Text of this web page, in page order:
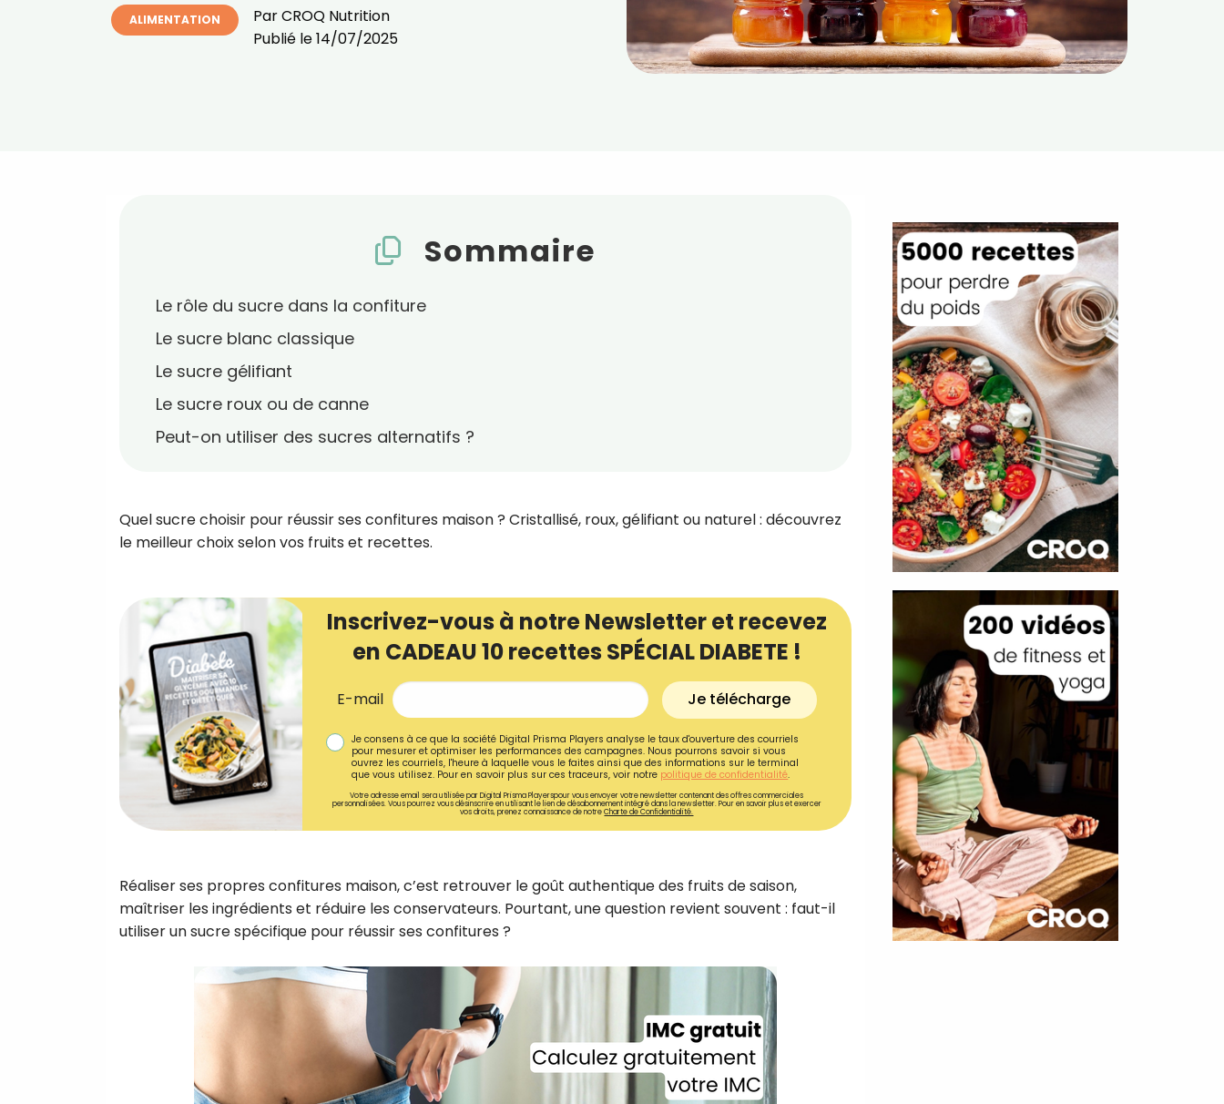
ALIMENTATION ParCROQ Nutrition
Publié le14/07/2025
Sommaire
Le rôle du sucre dans la confiture
Le sucre blanc classique
Le sucre gélifiant
Le sucre roux ou de canne
Peut-on utiliser des sucres alternatifs ?
Quel sucre choisir pour réussir ses confitures maison ? Cristallisé, roux, gélifiant ou naturel : découvrez
le meilleur choix selon vos fruits et recettes.
Inscrivez-vous à notre Newsletter et recevez
en CADEAU 10 recettes SPÉCIAL DIABETE !
E-mail Je télécharge
Je consens à ce que la société Digital Prisma Players analyse le taux d'ouverture des courriels
pour mesurer et optimiser les performances des campagnes. Nous pourrons savoir si vous
ouvrez les courriels, l'heure à laquelle vous le faites ainsi que des informations sur le terminal
que vous utilisez. Pour en savoir plus sur ces traceurs, voir notre politique de confidentialité.
Votre adresse email sera utilisée par Digital Prisma Playerspour vous envoyer votre newsletter contenant des offres commerciales
personnalisées. Vous pourrez vous désinscrire en utilisant le lien de désabonnement intégré dans la newsletter. Pour en savoir plus et exercer
vos droits, prenez connaissance de notreCharte de Confidentialité.
Réaliser ses propres confitures maison, c’est retrouver le goût authentique des fruits de saison,
maîtriser les ingrédients et réduire les conservateurs. Pourtant, une question revient souvent : faut-il
utiliser un sucre spécifique pour réussir ses confitures ?
Recevez gratuitement 10
de nos meilleures recettes
spécial diabète !
Ainsi que la newsletter promotionnelle de